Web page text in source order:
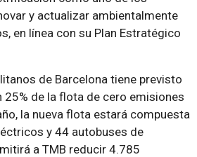
y actualizar ambientalmente
en línea con su Plan Estratégico
de Barcelona tiene previsto
25% de la flota de cero emisiones
la nueva flota estará compuesta
y 44 autobuses de
a TMB reducir 4.785